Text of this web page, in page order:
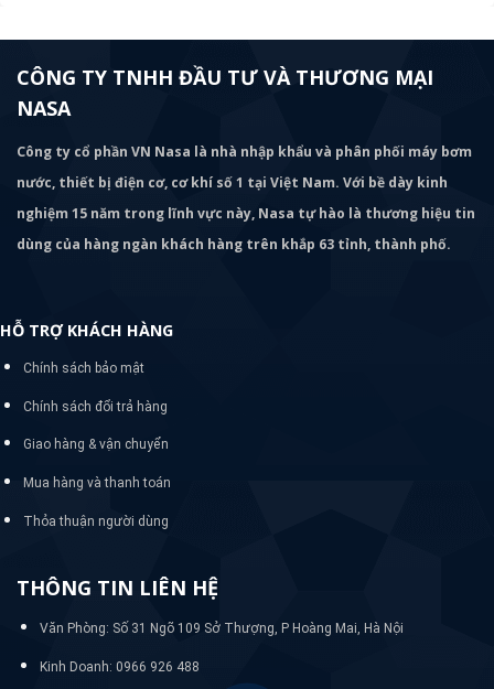
CÔNG TY TNHH ĐẦU TƯ VÀ THƯƠNG MẠI
NASA
Công ty cổ phần VN Nasa là nhà nhập khẩu và phân phối máy bơm
nước, thiết bị điện cơ, cơ khí số 1 tại Việt Nam. Với bề dày kinh
nghiệm 15 năm trong lĩnh vực này, Nasa tự hào là thương hiệu tin
dùng của hàng ngàn khách hàng trên khắp 63 tỉnh, thành phố.
HỖ TRỢ KHÁCH HÀNG
Chính sách bảo mật
Chính sách đổi trả hàng
Giao hàng & vận chuyển
Mua hàng và thanh toán
Thỏa thuận người dùng
THÔNG TIN LIÊN HỆ
Văn Phòng: Số 31 Ngõ 109 Sở Thượng, P Hoàng Mai, Hà Nội
Kinh Doanh: 0966 926 488